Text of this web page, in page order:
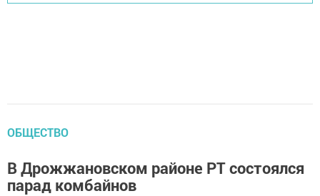
ОБЩЕСТВО
В Дрожжановском районе РТ состоялся
парад комбайнов